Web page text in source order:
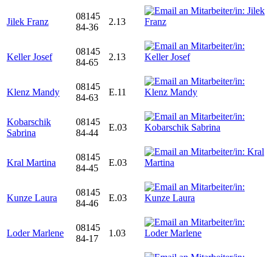
Jilek Franz
08145
84-36
2.13
Keller Josef
08145
84-65
2.13
Klenz Mandy
08145
84-63
E.11
Kobarschik
Sabrina
08145
84-44
E.03
Kral Martina
08145
84-45
E.03
Kunze Laura
08145
84-46
E.03
Loder Marlene
08145
84-17
1.03